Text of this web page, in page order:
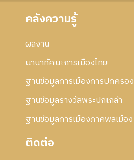
คลังความรู้
ผลงาน
นานาทัศนะการเมืองไทย
ฐานข้อมูลการเมืองการปกครอง
ฐานข้อมูลรางวัลพระปกเกล้า
ฐานข้อมูลการเมืองภาคพลเมือง
ติดต่อ